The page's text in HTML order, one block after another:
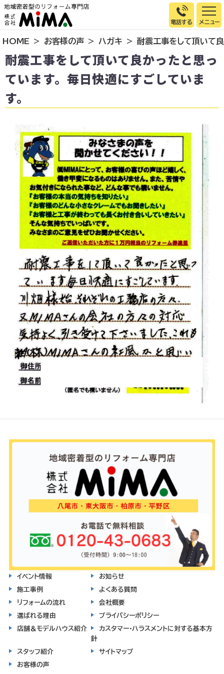
電話する
トップページ
選ばれる理由
施工事例
お客様の声
店舗＆モデルハウス紹介
スタッフ紹介
リフォームの流れ
お知らせ
会社概要
HOME お客様の声 ハガキ 耐震工事をして頂いて
耐震工事をして頂いて良かったと思っ
ています。毎日快適にすごしていま
す。
イベント情報
施工事例
リフォームの流れ
選ばれる理由
店舗＆モデルハウス紹介
スタッフ紹介
お客様の声
お知らせ
よくある質問
会社概要
プライバシーポリシー
カスタマー・ハラスメントに対する基本方
針
サイトマップ